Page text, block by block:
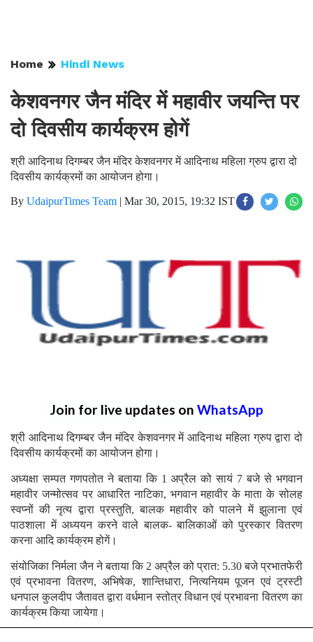
Home Hindi News
केशवनगर जैन मंदिर में महावीर जयन्ति पर
दो दिवसीय कार्यक्रम होगें
श्री आदिनाथ दिगम्बर जैन मंदिर केशवनगर में आदिनाथ महिला ग्रुप द्वारा दो
दिवसीय कार्यक्रमों का आयोजन होगा।
By UdaipurTimes Team | Mar 30, 2015, 19:32 IST
Join for live updates on WhatsApp
श्री आदिनाथ दिगम्बर जैन मंदिर केशवनगर में आदिनाथ महिला ग्रुप द्वारा दो
दिवसीय कार्यक्रमों का आयोजन होगा।
अध्यक्षा सम्पत गणपतोत ने बताया कि 1 अप्रैल को सायं 7 बजे से भगवान
महावीर जन्मोत्सव पर आधारित नाटिका, भगवान महावीर के माता के सोलह
स्वप्नों की नृत्य द्वारा प्रस्तुति, बालक महावीर को पालने में झुलाना एवं
पाठशाला में अध्ययन करने वाले बालक- बालिकाओं को पुरस्कार वितरण
करना आदि कार्यक्रम होगें।
संयोजिका निर्मला जैन ने बताया कि 2 अप्रैल को प्रात: 5.30 बजे प्रभातफेरी
एवं प्रभावना वितरण, अभिषेक, शान्तिधारा, नित्यनियम पूजन एवं ट्रस्टी
धनपाल कुलदीप जैतावत द्वारा वर्धमान स्तोत्र विधान एवं प्रभावना वितरण का
कार्यक्रम किया जायेगा।